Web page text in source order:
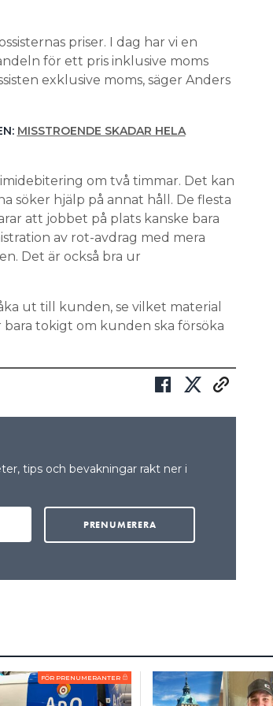
priser. I dag har vi en
för ett pris inklusive moms
exklusive moms, säger Anders
MISSTROENDE SKADAR HELA
om två timmar. Det kan
söker hjälp på annat håll. De flesta
att jobbet på plats kanske bara
av rot-avdrag med mera
Det är också bra ur
ut till kunden, se vilket material
tokigt om kunden ska försöka
tips och bevakningar rakt ner i
FÖR PRENUMERANTER